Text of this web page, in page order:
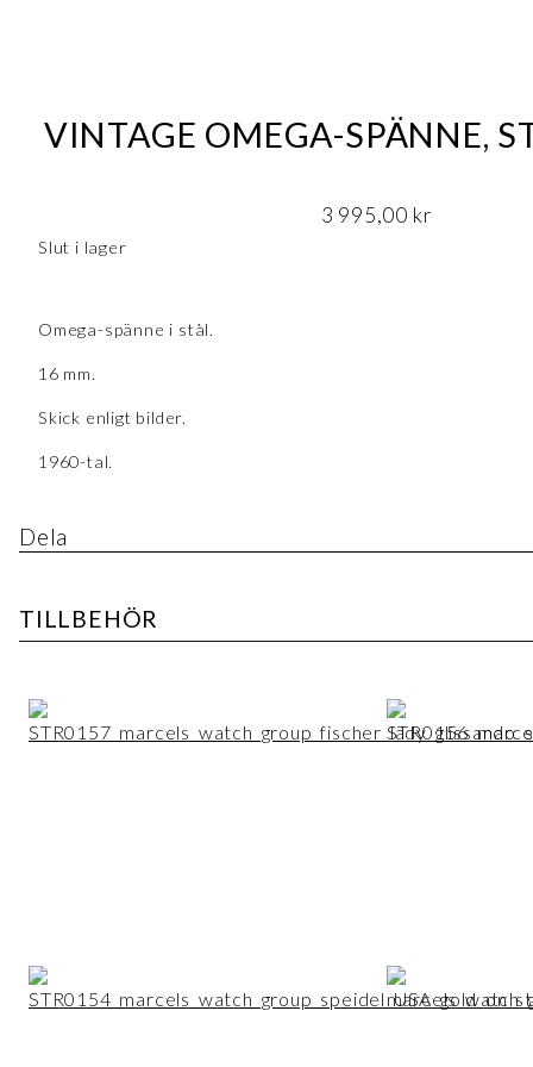
VINTAGE OMEGA-SPÄNNE,
3 995,00 kr
Slut i lager
Omega-spänne i stål.
16 mm.
Skick enligt bilder.
1960-tal.
Dela
TILLBEHÖR